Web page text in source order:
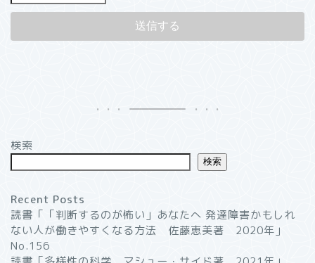
検索
検索
Recent Posts
読書「「判断するのが怖い」あなたへ 発達障害かもしれ
ない人が働きやすくなる方法 佐藤恵美著 2020年」
No.156